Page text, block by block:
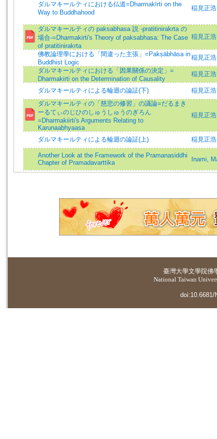
ダルマキールティにおける仏道=Dharmakīrti on the
Way to Buddhahood
稲見正
ダルマキールティの paksabhasa 説 -pratitinirakrta の
場合-=Dharmakirti's Theory of paksabhasa: The Case
of pratitinirakrta
稲見正
佛教論理學における「間違った主張」=Pakṣābhāsa in
Buddhist Logic
稲見正
ダルマキールティにおける「因果關係の決定」=
Dharmakirti on the Determination of Causality
稲見正
ダルマキールティによる輪迴の論証(下)
稲見正
ダルマキールティの「慈悲の修習」の議論=だるまき
ーるてぃのじひのしゅうしゅうのぎろん
=Dharmakiirti's Arguments Relating to
Karunaabhyaasa
稲見正
ダルマキールティによる輪迴の論証(上) 稲見正
Another Look at the Framework of the Pramanasiddhi
Chapter of Pramadavarttika
Inami,
臺灣大學文學院佛
National Taiwan
doi:10.6681/